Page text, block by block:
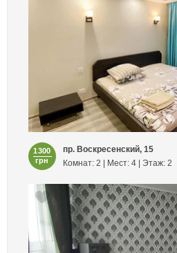
1300
грн
пр. Воскресенский, 15
Комнат: 2 | Мест: 4 | Этаж: 2